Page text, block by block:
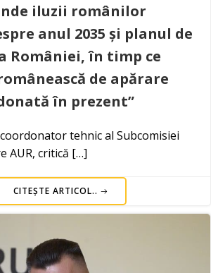
iluzii românilor
anul 2035 și planul de
României, în timp ce
de apărare
în prezent”
tehnic al Subcomisiei
AUR, critică […]
CITEȘTE ARTICOL..